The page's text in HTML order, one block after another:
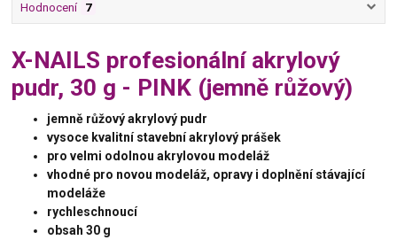
Hodnocení 7
X-NAILS profesionální akrylový
pudr, 30 g - PINK (jemně růžový)
jemně růžový akrylový pudr
vysoce kvalitnístavebníakrylový prášek
pro velmi odolnou akrylovou modeláž
vhodné pro novou modeláž, opravy i doplnění stávající
modeláže
rychleschnoucí
obsah 30 g